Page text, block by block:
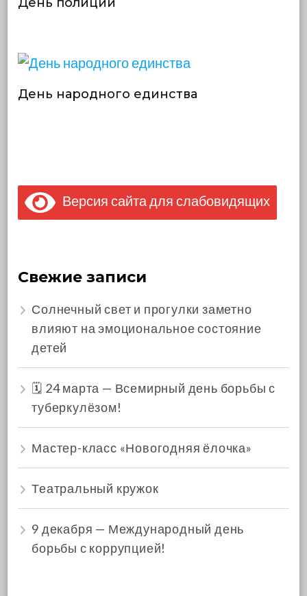
День народного единства
Версия сайта для слабовидящих
Свежие записи
Солнечный свет и прогулки заметно
влияют на эмоциональное состояние
детей
🗓 24 марта — Всемирный день борьбы с
туберкулёзом!
Мастер-класс «Новогодняя ёлочка»
Театральный кружок
9 декабря — Международный день
борьбы с коррупцией!